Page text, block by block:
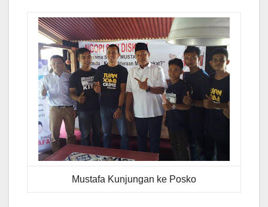
Mustafa Kunjungan ke Posko